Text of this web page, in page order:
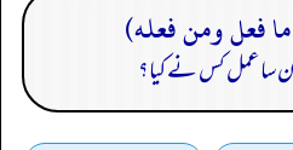
سا عمل کس نے کیا؟